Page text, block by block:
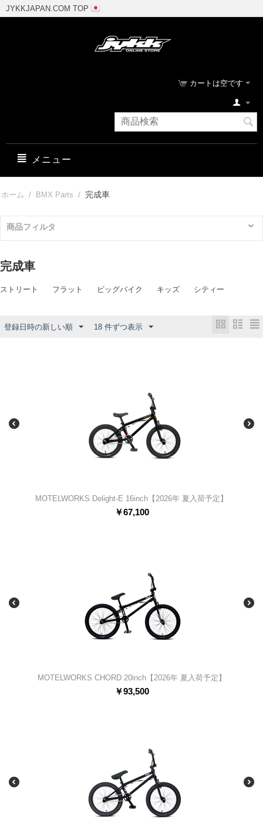
JYKKJAPAN.COM TOP
カートは空です
メニュー
ホーム / BMX Parts / 完成車
商品フィルタ
完成車
ストリート フラット ビッグバイク キッズ シティー
登録日時の新しい順 18 件ずつ表示
MOTELWORKS Delight-E 16inch【2026年 夏入荷予定】
￥67,100
MOTELWORKS CHORD 20inch【2026年 夏入荷予定】
￥93,500